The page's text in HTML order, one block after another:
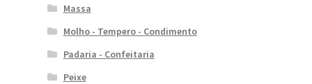
Massa
Molho - Tempero - Condimento
Padaria - Confeitaria
Peixe